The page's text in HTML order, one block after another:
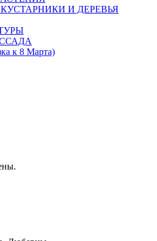
И ДЕРЕВЬЯ
к 8 Марта)